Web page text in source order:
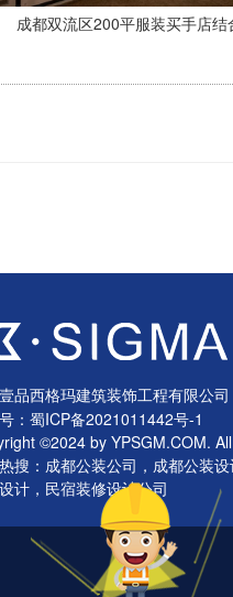
成都双流区200平服装买手店结
品西格玛建筑装饰工程有限公司
： 蜀ICP备2021011442号-1
©2024 by YPSGM.COM.
搜：成都公装公司，成都公装
计，民宿装修设计公司